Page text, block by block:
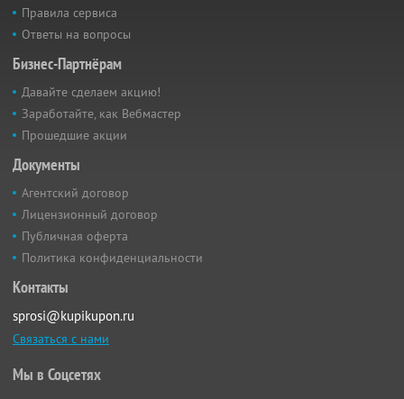
Правила сервиса
Ответы на вопросы
Бизнес-Партнёрам
Давайте сделаем акцию!
Заработайте, как Вебмастер
Прошедшие акции
Документы
Агентский договор
Лицензионный договор
Публичная оферта
Политика конфиденциальности
Контакты
sprosi@kupikupon.ru
Связаться с нами
Мы в Соцсетях